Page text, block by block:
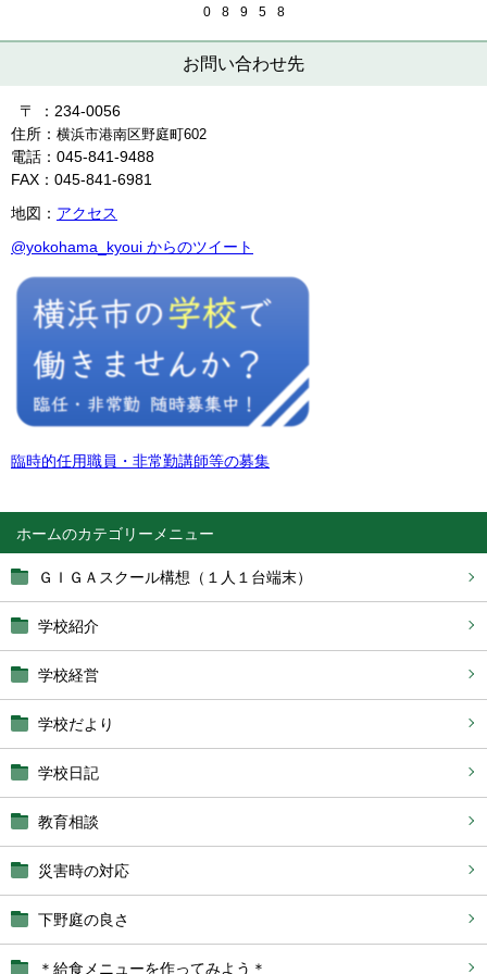
ホーム
ＧＩＧＡスクール構想（１人１台端末）
学校紹介
学校経営
学校だより
学校日記
教育相談
災害時の対応
下野庭の良さ
＊給食メニューを作ってみよう＊
0 8 9 5 8
お問い合わせ先
〒 ：234-0056
住所： 横浜市港南区野庭町602
電話：045-841-9488
FAX：045-841-6981
地図： アクセス
@yokohama_kyoui からのツイート
臨時的任用職員・非常勤講師等の募集